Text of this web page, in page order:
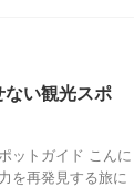
い観光スポ
ットガイド こんに
を再発見する旅に